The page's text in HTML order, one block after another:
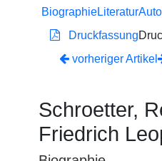
BiographieLiteratur
Druckfassung
vorheriger Artikel
Schroetter,
Friedrich